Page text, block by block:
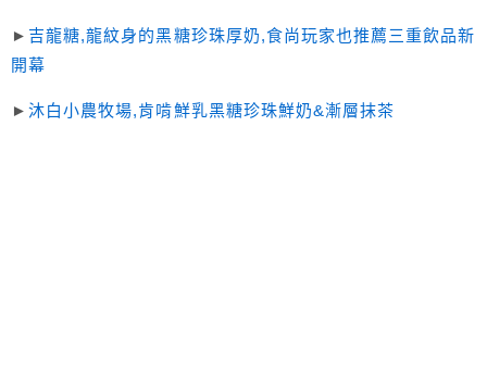
► 吉龍糖,龍紋身的黑糖珍珠厚奶,食尚玩家也推薦三重飲品新
開幕
►沐白小農牧場,肯啃鮮乳黑糖珍珠鮮奶&漸層抹茶